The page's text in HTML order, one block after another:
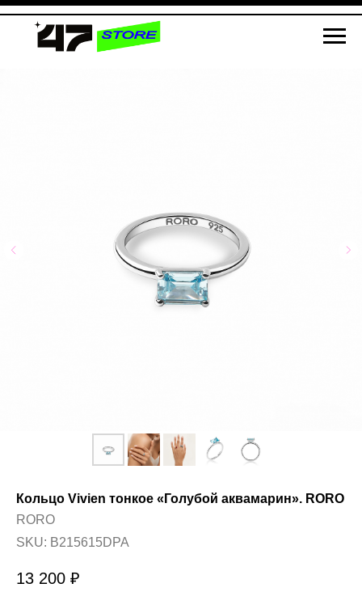
Кольцо Vivien тонкое «Голубой аквамарин». RORO
RORO
SKU: B215615DPA
13 200 ₽